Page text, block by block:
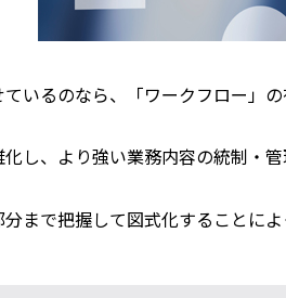
いるのなら、「ワークフロー」
し、より強い業務内容の統制・
まで把握して図式化することに